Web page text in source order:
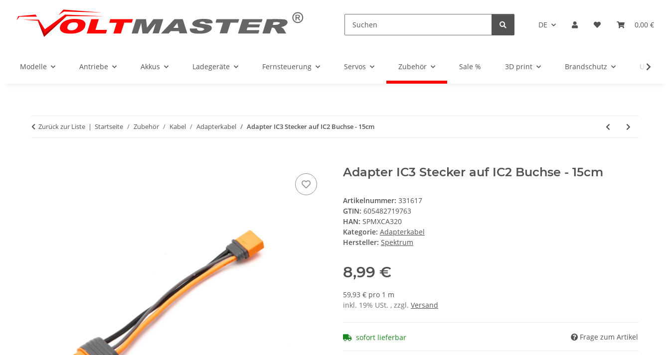
DE 0,00 €
Modelle Antriebe Akkus Ladegeräte Fernsteuerung Servos Zubehör Sale % 3D print Brandschutz
Zurück zur Liste Startseite Zubehör Kabel Adapterkabel Adapter IC3 Stecker auf IC2 Buchse - 15cm
Adapter IC3 Stecker auf IC2 Buchse - 15cm
Artikelnummer: 331617
GTIN: 605482719763
HAN: SPMXCA320
Kategorie: Adapterkabel
Hersteller: Spektrum
8,99 €
59,93 € pro 1 m
inkl. 19% USt. , zzgl. Versand
sofort lieferbar Frage zum Artikel